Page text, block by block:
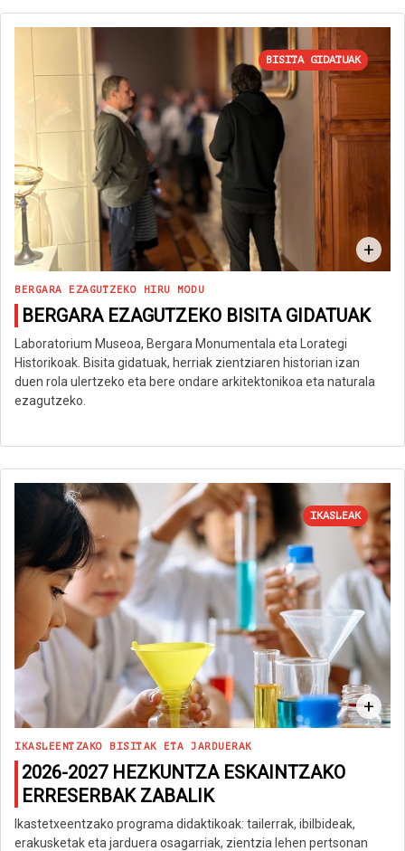
BISITA GIDATUAK
+
BERGARA EZAGUTZEKO HIRU MODU
BERGARA EZAGUTZEKO BISITA GIDATUAK
Laboratorium Museoa, Bergara Monumentala eta Lorategi
Historikoak. Bisita gidatuak, herriak zientziaren historian izan
duen rola ulertzeko eta bere ondare arkitektonikoa eta naturala
ezagutzeko.
IKASLEAK
+
IKASLEENTZAKO BISITAK ETA JARDUERAK
2026-2027 HEZKUNTZA ESKAINTZAKO
ERRESERBAK ZABALIK
Ikastetxeentzako programa didaktikoak: tailerrak, ibilbideak,
erakusketak eta jarduera osagarriak, zientzia lehen pertsonan